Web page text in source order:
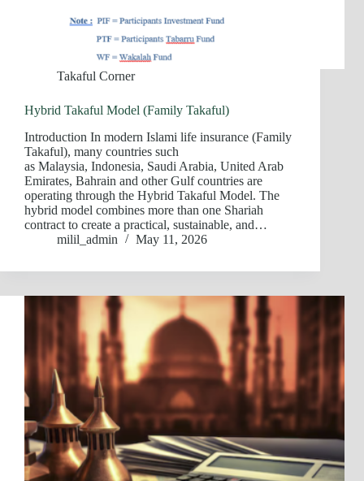
Takaful Corner
Hybrid Takaful Model (Family Takaful)
Introduction In modern Islami life insurance (Family
Takaful), many countries such
as Malaysia, Indonesia, Saudi Arabia, United Arab
Emirates, Bahrain and other Gulf countries are
operating through the Hybrid Takaful Model. The
hybrid model combines more than one Shariah
contract to create a practical, sustainable, and…
milil_admin
May 11, 2026